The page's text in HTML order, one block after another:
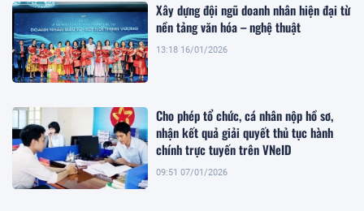
Xây dựng đội ngũ doanh nhân hiện đại từ
nền tảng văn hóa – nghệ thuật
13:18 16/01/2026
Cho phép tổ chức, cá nhân nộp hồ sơ,
nhận kết quả giải quyết thủ tục hành
chính trực tuyến trên VNeID
09:51 07/01/2026